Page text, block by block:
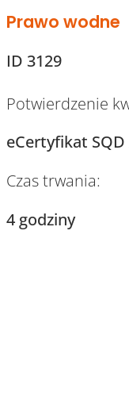
Prawo wodne
ID 3129
Potwierdzenie
eCertyfikat
Czas trwania:
4 godziny